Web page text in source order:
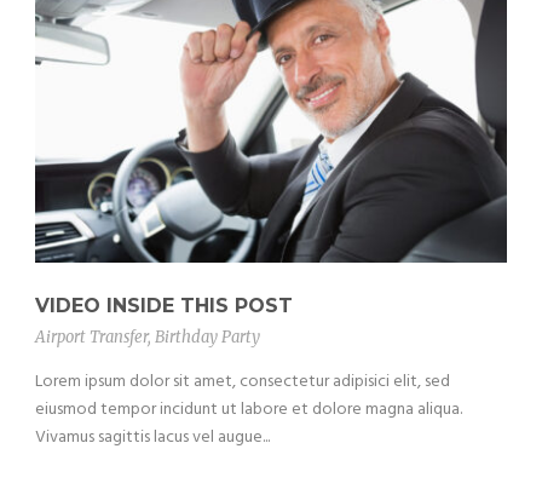
VIDEO INSIDE THIS POST
Airport Transfer, Birthday Party
Lorem ipsum dolor sit amet, consectetur adipisici elit, sed
eiusmod tempor incidunt ut labore et dolore magna aliqua.
Vivamus sagittis lacus vel augue...